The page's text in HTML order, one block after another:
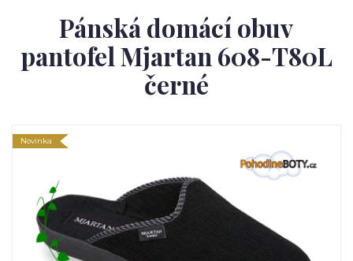
Pánská domácí obuv
pantofel Mjartan 608-T80L
černé
Novinka